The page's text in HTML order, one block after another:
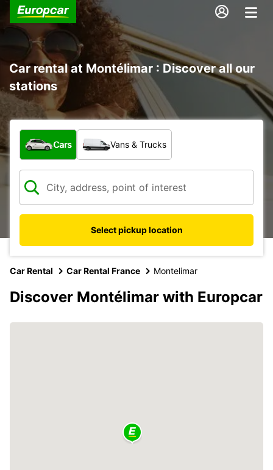
Car rental at Montélimar : Discover all our
stations
What type of vehicle?
Cars Vans & Trucks
Select pickup location
Car Rental Car Rental France Montelimar
Discover Montélimar with Europcar